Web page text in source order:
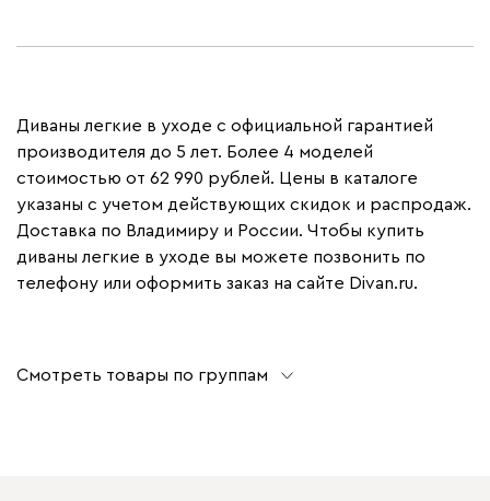
Диваны легкие в уходе с официальной гарантией
производителя до 5 лет. Более 4 моделей
стоимостью от 62 990 рублей. Цены в каталоге
указаны с учетом действующих скидок и распродаж.
Доставка по Владимиру и России. Чтобы купить
диваны легкие в уходе вы можете позвонить по
телефону или оформить заказ на сайте Divan.ru.
Смотреть товары по группам